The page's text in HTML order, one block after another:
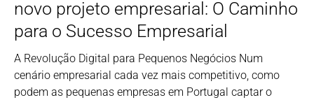
novo projeto empresarial: O Caminho
para o Sucesso Empresarial
A Revolução Digital para Pequenos Negócios Num
cenário empresarial cada vez mais competitivo, como
podem as pequenas empresas em Portugal captar o